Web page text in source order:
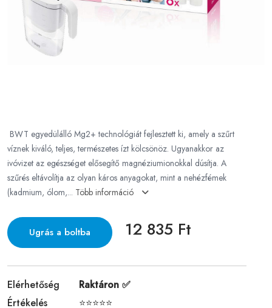
BWT egyedülálló Mg2+ technológiát fejlesztett ki, amely a szűrt
víznek kiváló, teljes, természetes ízt kölcsönöz. Ugyanakkor az
ivóvizet az egészséget elősegítő magnéziumionokkal dúsítja. A
szűrés eltávolítja az olyan káros anyagokat, mint a nehézfémek
(kadmium, ólom,... Több információ
Ugrás a boltba 12 835 Ft
Elérhetőség
Raktáron ✅
Értékelés
⭐⭐⭐⭐⭐